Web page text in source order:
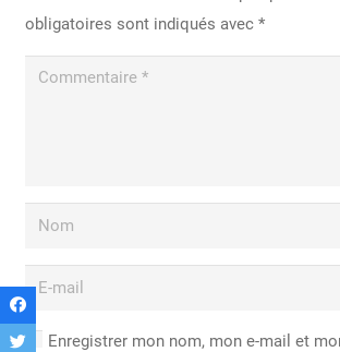
obligatoires sont indiqués avec *
Enregistrer mon nom, mon e-mail et